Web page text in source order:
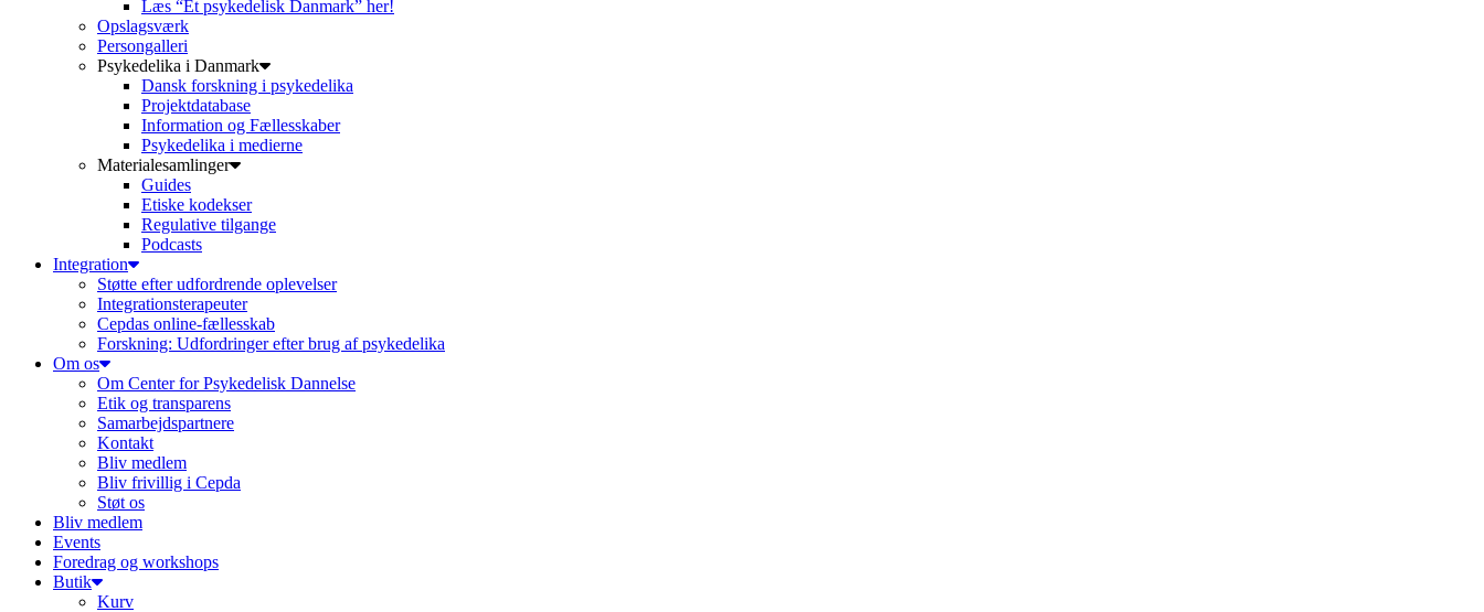
Læs “Et psykedelisk Danmark” her!
Opslagsværk
Persongalleri
Psykedelika i Danmark
Dansk forskning i psykedelika
Projektdatabase
Information og Fællesskaber
Psykedelika i medierne
Materialesamlinger
Guides
Etiske kodekser
Regulative tilgange
Podcasts
Integration
Støtte efter udfordrende oplevelser
Integrationsterapeuter
Cepdas online-fællesskab
Forskning: Udfordringer efter brug af psykedelika
Om os
Om Center for Psykedelisk Dannelse
Etik og transparens
Samarbejdspartnere
Kontakt
Bliv medlem
Bliv frivillig i Cepda
Støt os
Bliv medlem
Events
Foredrag og workshops
Butik
Kurv